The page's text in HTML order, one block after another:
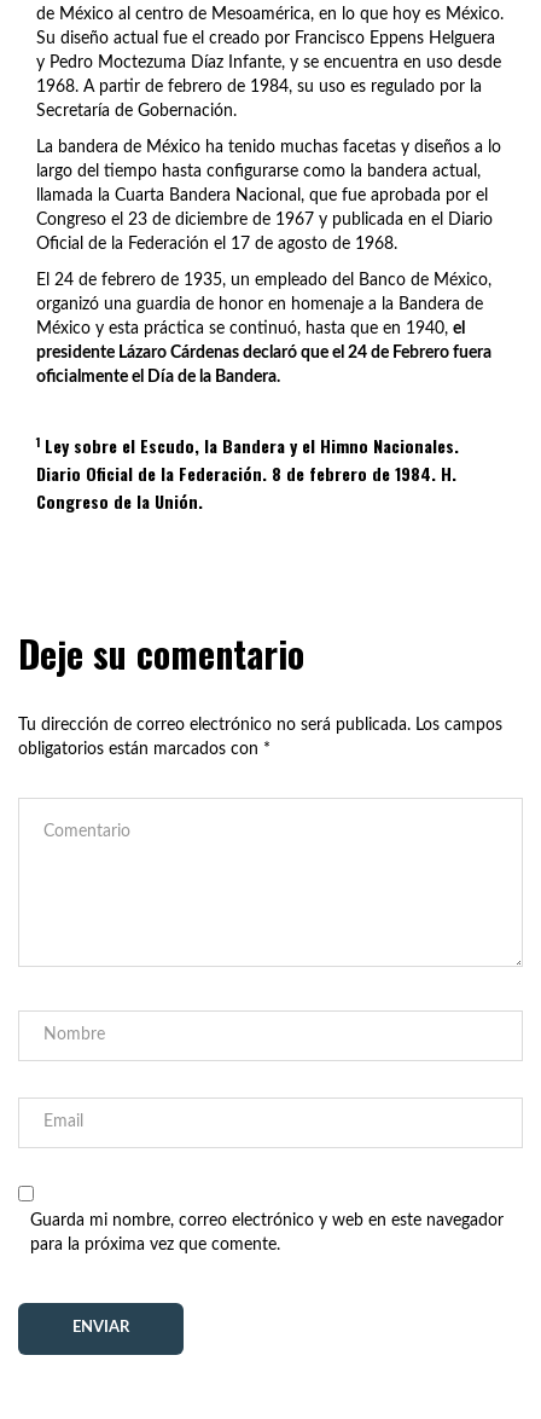
de México al centro de Mesoamérica, en lo que hoy es México.
Su diseño actual fue el creado por Francisco Eppens Helguera
y Pedro Moctezuma Díaz Infante, y se encuentra en uso desde
1968. A partir de febrero de 1984, su uso es regulado por la
Secretaría de Gobernación.
La bandera de México ha tenido muchas facetas y diseños a lo
largo del tiempo hasta configurarse como la bandera actual,
llamada la Cuarta Bandera Nacional, que fue aprobada por el
Congreso el 23 de diciembre de 1967 y publicada en el Diario
Oficial de la Federación el 17 de agosto de 1968.
El 24 de febrero de 1935, un empleado del Banco de México,
organizó una guardia de honor en homenaje a la Bandera de
México y esta práctica se continuó, hasta que en 1940, el
presidente Lázaro Cárdenas declaró que el 24 de Febrero fuera
oficialmente el Día de la Bandera.
1 Ley sobre el Escudo, la Bandera y el Himno Nacionales.
Diario Oficial de la Federación. 8 de febrero de 1984. H.
Congreso de la Unión.
Deje su comentario
Tu dirección de correo electrónico no será publicada. Los campos
obligatorios están marcados con *
Guarda mi nombre, correo electrónico y web en este navegador
para la próxima vez que comente.